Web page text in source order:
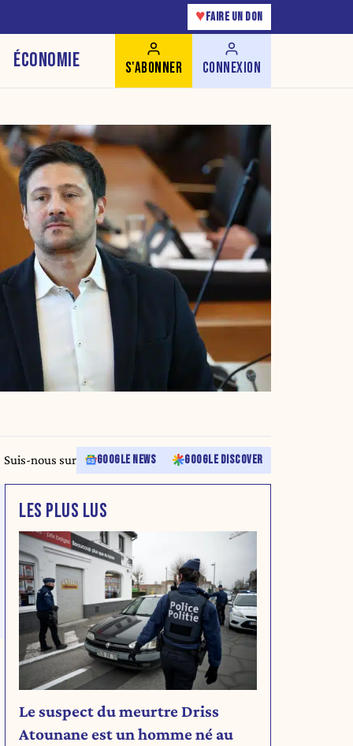
♥ FAIRE UN DON
ÉCONOMIE S'ABONNER CONNEXION
Suis-nous sur GOOGLE NEWS GOOGLE DISCOVER
LES PLUS LUS
Le suspect du meurtre Driss
Atounane est un homme né au